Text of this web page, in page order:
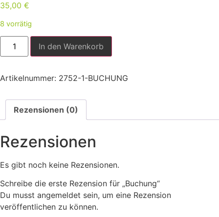
35,00 €
8 vorrätig
In den Warenkorb
Artikelnummer: 2752-1-BUCHUNG
Rezensionen (0)
Rezensionen
Es gibt noch keine Rezensionen.
Schreibe die erste Rezension für „Buchung“
Du musst angemeldet sein, um eine Rezension
veröffentlichen zu können.